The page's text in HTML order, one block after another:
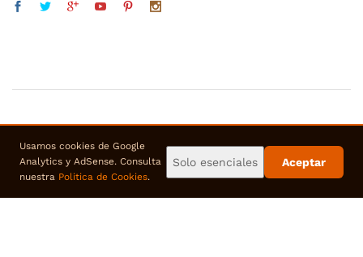
Usamos cookies de Google
Analytics y AdSense. Consulta
nuestra Politica de Cookies.
Solo esenciales Aceptar